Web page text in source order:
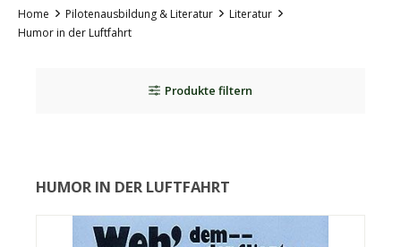
Home Pilotenausbildung & Literatur
Literatur
Humor in der Luftfahrt
Produkte filtern
HUMOR IN DER LUFTFAHRT